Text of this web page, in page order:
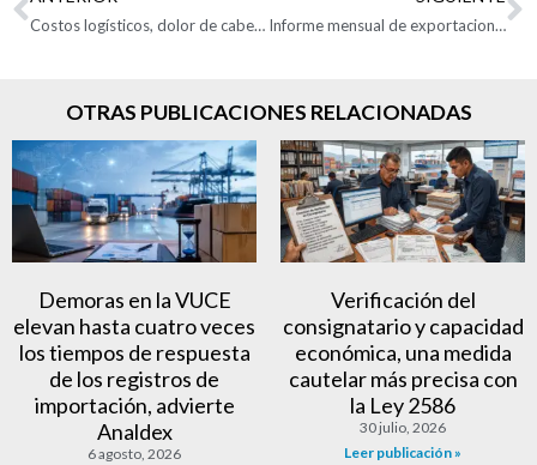
Costos logísticos, dolor de cabeza para los actores del comercio exterior Informe mensual de exportaciones colombianas: Marzo de 2024
OTRAS PUBLICACIONES RELACIONADAS
Demoras en la VUCE
elevan hasta cuatro veces
los tiempos de respuesta
de los registros de
importación, advierte
Analdex
6 agosto, 2026
Verificación del
consignatario y capacidad
económica, una medida
cautelar más precisa con
la Ley 2586
30 julio, 2026
Leer publicación »